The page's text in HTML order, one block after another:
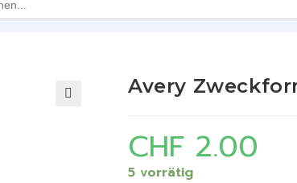
Avery
CHF 2.00
5 vorrätig